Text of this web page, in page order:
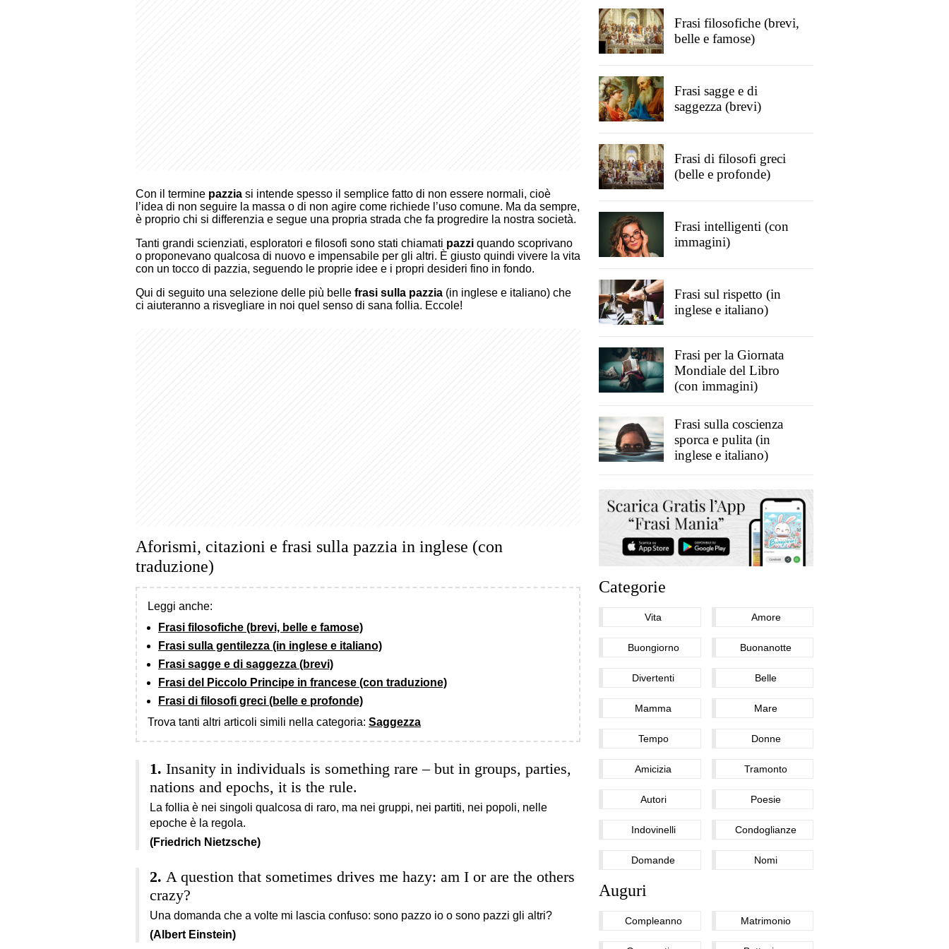
Con il termine pazzia si intende spesso il semplice fatto di non essere normali, cioè
l’idea di non seguire la massa o di non agire come richiede l’uso comune. Ma da sempre,
è proprio chi si differenzia e segue una propria strada che fa progredire la nostra società.
Tanti grandi scienziati, esploratori e filosofi sono stati chiamati pazzi quando scoprivano
o proponevano qualcosa di nuovo e impensabile per gli altri. È giusto quindi vivere la vita
con un tocco di pazzia, seguendo le proprie idee e i propri desideri fino in fondo.
Qui di seguito una selezione delle più belle frasi sulla pazzia (in inglese e italiano) che
ci aiuteranno a risvegliare in noi quel senso di sana follia. Eccole!
Aforismi, citazioni e frasi sulla pazzia in inglese (con
traduzione)
Leggi anche:
Frasi filosofiche (brevi, belle e famose)
Frasi sulla gentilezza (in inglese e italiano)
Frasi sagge e di saggezza (brevi)
Frasi del Piccolo Principe in francese (con traduzione)
Frasi di filosofi greci (belle e profonde)
Trova tanti altri articoli simili nella categoria: Saggezza
Insanity in individuals is something rare – but in groups, parties,
nations and epochs, it is the rule.
La follia è nei singoli qualcosa di raro, ma nei gruppi, nei partiti, nei popoli, nelle
epoche è la regola.
(Friedrich Nietzsche)
A question that sometimes drives me hazy: am I or are the others
crazy?
Una domanda che a volte mi lascia confuso: sono pazzo io o sono pazzi gli altri?
(Albert Einstein)
Frasi filosofiche (brevi,
belle e famose)
Frasi sagge e di
saggezza (brevi)
Frasi di filosofi greci
(belle e profonde)
Frasi intelligenti (con
immagini)
Frasi sul rispetto (in
inglese e italiano)
Frasi per la Giornata
Mondiale del Libro
(con immagini)
Frasi sulla coscienza
sporca e pulita (in
inglese e italiano)
Categorie
Vita Amore
Buongiorno Buonanotte
Divertenti Belle
Mamma Mare
Tempo Donne
Amicizia Tramonto
Autori Poesie
Indovinelli Condoglianze
Domande Nomi
Auguri
Compleanno Matrimonio